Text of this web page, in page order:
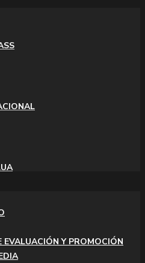
EVALUACIÓN Y PROMOCIÓN